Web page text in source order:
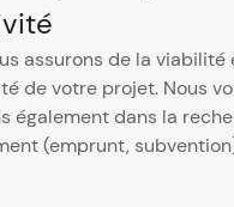
assurons de la viabilité
de votre projet. Nous
également dans la
(emprunt,